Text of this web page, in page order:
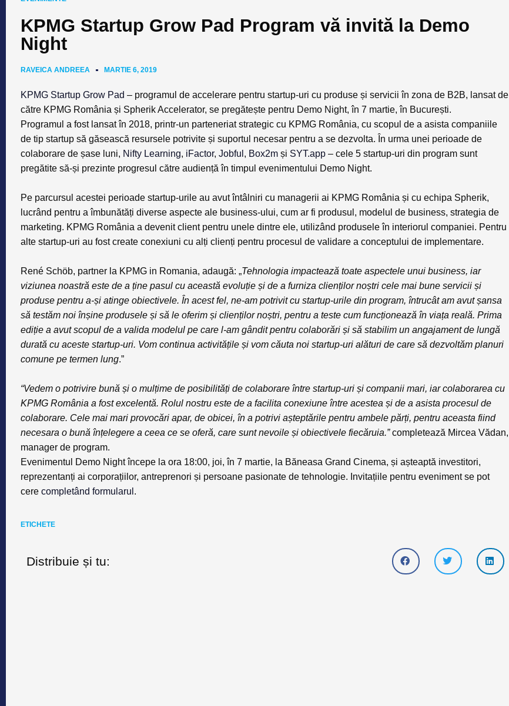
KPMG Startup Grow Pad Program vă invită la Demo
Night
RAVEICA ANDREEA MARTIE 6, 2019
KPMG Startup Grow Pad – programul de accelerare pentru startup-uri cu produse și servicii în zona de B2B, lansat de
către KPMG România și Spherik Accelerator, se pregătește pentru Demo Night, în 7 martie, în București.
Programul a fost lansat în 2018, printr-un parteneriat strategic cu KPMG România, cu scopul de a asista companiile
de tip startup să găsească resursele potrivite și suportul necesar pentru a se dezvolta. În urma unei perioade de
colaborare de șase luni, Nifty Learning, iFactor, Jobful , Box2m și SYT.app – cele 5 startup-uri din program sunt
pregătite să-și prezinte progresul către audiență în timpul evenimentului Demo Night.
Pe parcursul acestei perioade startup-urile au avut întâlniri cu managerii ai KPMG România și cu echipa Spherik,
lucrând pentru a îmbunătăți diverse aspecte ale business-ului, cum ar fi produsul, modelul de business, strategia de
marketing. KPMG România a devenit client pentru unele dintre ele, utilizând produsele în interiorul companiei. Pentru
alte startup-uri au fost create conexiuni cu alți clienți pentru procesul de validare a conceptului de implementare.
René Schöb, partner la KPMG in Romania, adaugă: „Tehnologia impactează toate aspectele unui business, iar
viziunea noastră este de a ține pasul cu această evoluție și de a furniza clienților noștri cele mai bune servicii și
produse pentru a-și atinge obiectivele. În acest fel, ne-am potrivit cu startup-urile din program, întrucât am avut șansa
să testăm noi înșine produsele și să le oferim și clienților noștri, pentru a teste cum funcționează în viața reală. Prima
ediție a avut scopul de a valida modelul pe care l-am gândit pentru colaborări și să stabilim un angajament de lungă
durată cu aceste startup-uri. Vom continua activitățile și vom căuta noi startup-uri alături de care să dezvoltăm planuri
comune pe termen lung.”
“Vedem o potrivire bună și o mulțime de posibilități de colaborare între startup-uri și companii mari, iar colaborarea cu
KPMG România a fost excelentă. Rolul nostru este de a facilita conexiune între acestea și de a asista procesul de
colaborare. Cele mai mari provocări apar, de obicei, în a potrivi așteptările pentru ambele părți, pentru aceasta fiind
necesara o bună înțelegere a ceea ce se oferă, care sunt nevoile și obiectivele fiecăruia.”completează Mircea Vădan,
manager de program.
Evenimentul Demo Night începe la ora 18:00, joi, în 7 martie, la Băneasa Grand Cinema, și așteaptă investitori,
reprezentanți ai corporațiilor, antreprenori și persoane pasionate de tehnologie. Invitațiile pentru eveniment se pot
cere completând formularul .
ETICHETE
Distribuie și tu: